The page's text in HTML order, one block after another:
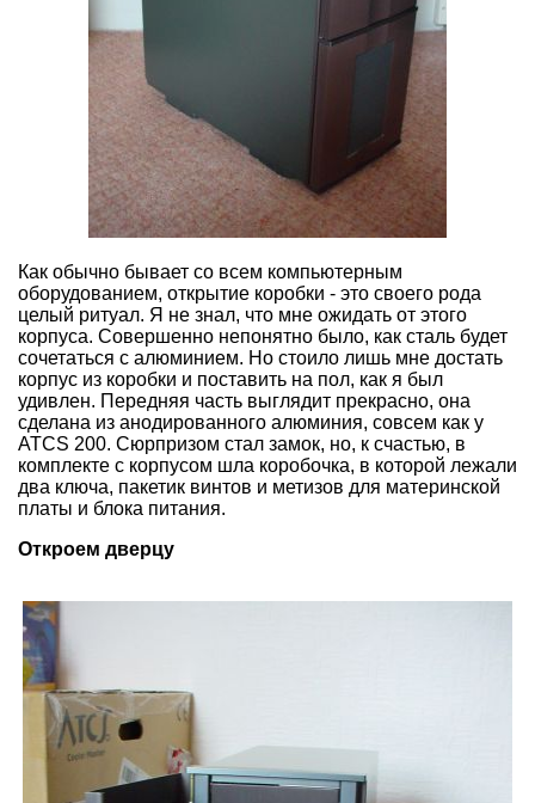
Как обычно бывает со всем компьютерным
оборудованием, открытие коробки - это своего рода
целый ритуал. Я не знал, что мне ожидать от этого
корпуса. Совершенно непонятно было, как сталь будет
сочетаться с алюминием. Но стоило лишь мне достать
корпус из коробки и поставить на пол, как я был
удивлен. Передняя часть выглядит прекрасно, она
сделана из анодированного алюминия, совсем как у
ATCS 200. Сюрпризом стал замок, но, к счастью, в
комплекте с корпусом шла коробочка, в которой лежали
два ключа, пакетик винтов и метизов для материнской
платы и блока питания.
Откроем дверцу